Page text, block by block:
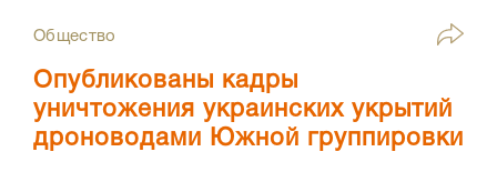
Общество
Опубликованы кадры
уничтожения украинских укрытий
дроноводами Южной группировки